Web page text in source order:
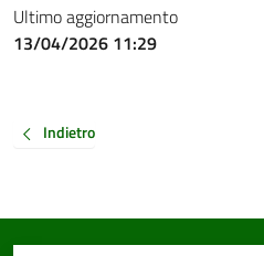
Ultimo aggiornamento
13/04/2026 11:29
Indietro